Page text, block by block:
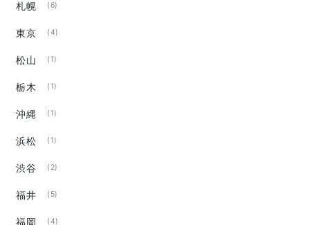
札幌 (6)
東京 (4)
松山 (1)
栃木 (1)
沖縄 (1)
浜松 (1)
渋谷 (2)
福井 (5)
福岡 (4)